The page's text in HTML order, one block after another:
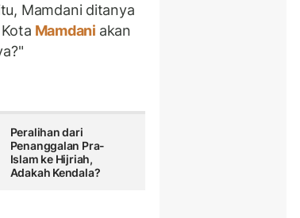
Mamdani ditanya
Mamdani akan
Peralihan dari
Penanggalan Pra-
Islam ke Hijriah,
Adakah Kendala?